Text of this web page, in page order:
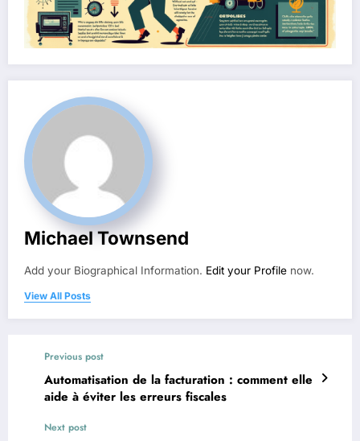
Michael Townsend
Add your Biographical Information. Edit your Profile now.
View All Posts
Previous post
Automatisation de la facturation : comment elle
aide à éviter les erreurs fiscales
Next post